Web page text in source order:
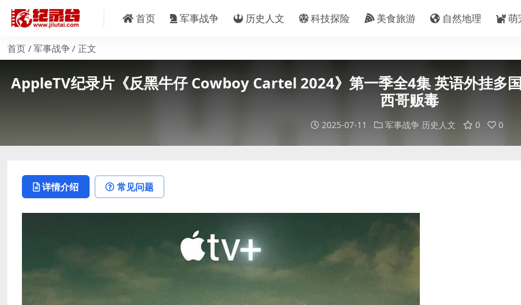
首页 军事战争 历史人文 科技探险 美食旅游 自然地理 萌
首页 军事战争 正文
AppleTV纪录片《反黑牛仔 Cowboy Cartel 2024》第一季全4集 英语外挂多
西哥贩毒
2025-07-11 军事战争 历史人文 0 0
详情介绍 常见问题